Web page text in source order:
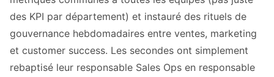
des KPI par département) et instauré des rituels de
gouvernance hebdomadaires entre ventes, marketing
et customer success. Les secondes ont simplement
rebaptisé leur responsable Sales Ops en responsable